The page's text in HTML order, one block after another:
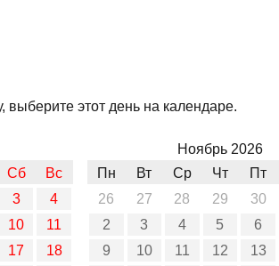
этот день на календаре.
Сб
Вс
3
4
10
11
17
18
Ноябрь 2026
Пн
Вт Ср Чт Пт
26
27 28 29 30
2
3 4 5 6
9
10 11 12 13